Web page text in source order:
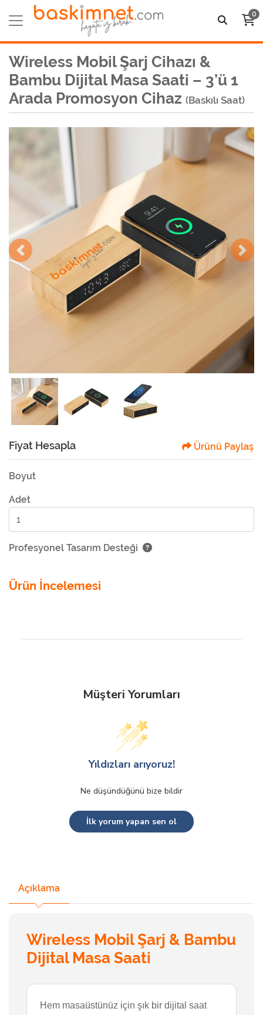
0
Wireless Mobil Şarj Cihazı &
Bambu Dijital Masa Saati – 3’ü 1
Arada Promosyon Cihaz (Baskılı Saat)
Fiyat Hesapla Ürünü Paylaş
Boyut
Adet
Profesyonel Tasarım Desteği
Ürün İncelemesi
Müşteri Yorumları
Yıldızları arıyoruz!
Ne düşündüğünü bize bildir
İlk yorum yapan sen ol
Açıklama
Wireless Mobil Şarj & Bambu
Dijital Masa Saati
Hem masaüstünüz için şık bir dijital saat